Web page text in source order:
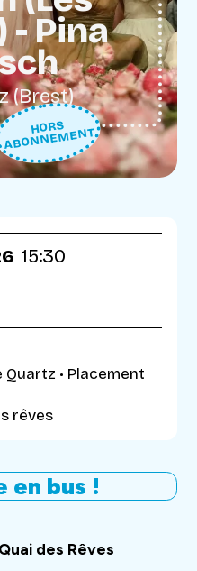
Pina
(Brest)
HORS
ABONNEMENT
15:30
Quartz • Placement
rêves
en bus !
des Rêves